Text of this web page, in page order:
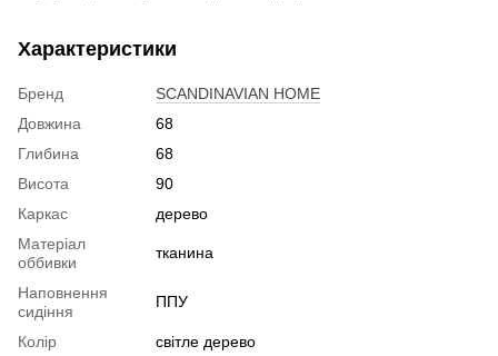
Характеристики
Бренд
SCANDINAVIAN HOME
Довжина
68
Глибина
68
Висота
90
Каркас
дерево
Матеріал
оббивки
тканина
Наповнення
сидіння
ППУ
Колір світле дерево